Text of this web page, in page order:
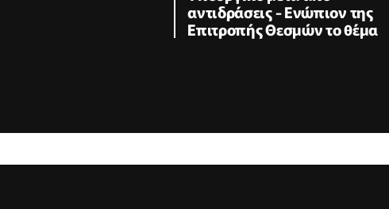
αντιδράσεις - Ενώπιον της
Επιτροπής Θεσμών το θέμα